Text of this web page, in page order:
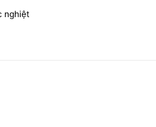
nghiệt